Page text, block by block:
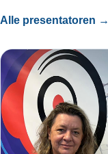
Alle presentatoren →